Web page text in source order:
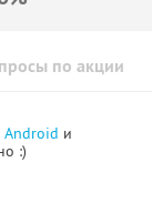
по акции
Android и
:)